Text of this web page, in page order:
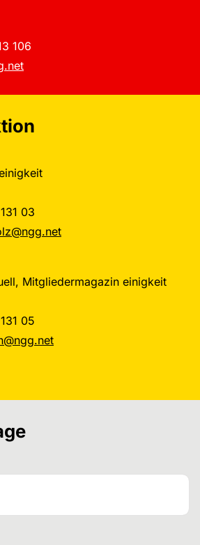
106
03
Mitgliedermagazin einigkeit
05